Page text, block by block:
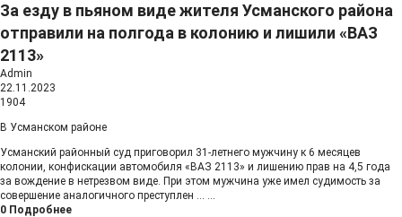
За езду в пьяном виде жителя Усманского района
отправили на полгода в колонию и лишили «ВАЗ
2113»
Admin
22.11.2023
1904
В Усманском районе
Усманский районный суд приговорил 31-летнего мужчину к 6 месяцев
колонии, конфискации автомобиля «ВАЗ 2113» и лишению прав на 4,5 года
за вождение в нетрезвом виде. При этом мужчина уже имел судимость за
совершение аналогичного преступлен ... ...
0 Подробнее